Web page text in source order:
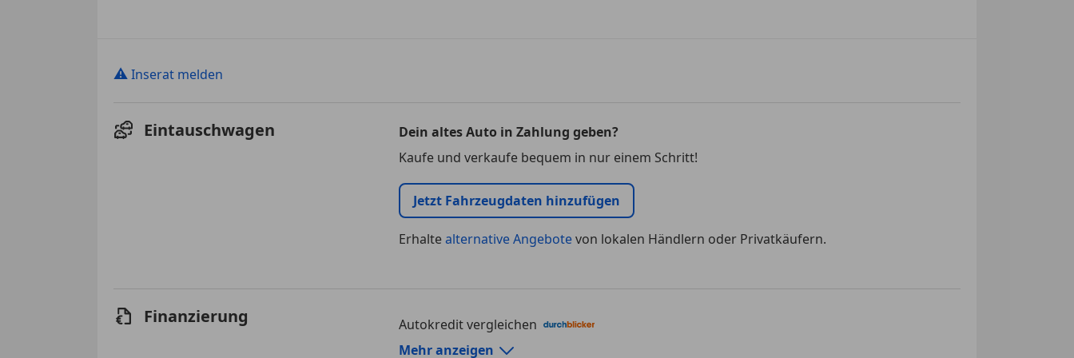
⚠ Inserat melden
Eintauschwagen
Dein altes Auto in Zahlung geben?
Kaufe und verkaufe bequem in nur einem Schritt!
Jetzt Fahrzeugdaten hinzufügen
Erhaltealternative Angebotevon lokalen Händlern oder Privatkäufern.
Finanzierung
Autokredit vergleichen
Autokredit-Rechner von durchblicker.at
Mehr anzeigen